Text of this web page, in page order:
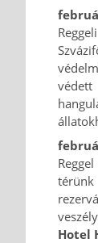
Hotel